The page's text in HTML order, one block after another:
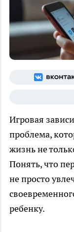
Игровая
проблема,
жизнь не
Понять, что
не просто
ребенку.